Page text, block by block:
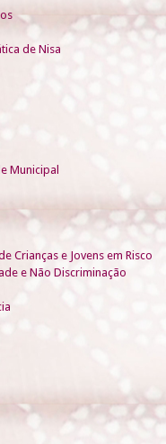
de Nisa
Municipal
Crianças e Jovens em Risco
e Não Discriminação